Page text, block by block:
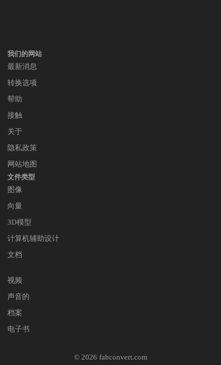
我们的网站
最新消息
转换选项
帮助
接触
关于
隐私政策
网站地图
文件类型
图像
向量
3D模型
计算机辅助设计
文档
视频
声音的
档案
电子书
© 2026 fabconvert.com